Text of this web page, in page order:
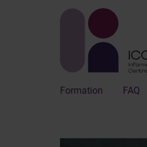
Formation FAQ